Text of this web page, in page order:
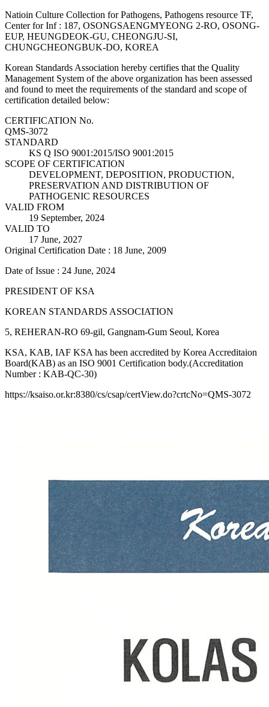
Natioin Culture Collection for Pathogens, Pathogens resource TF,
Center for Inf : 187, OSONGSAENGMYEONG 2-RO, OSONG-
EUP, HEUNGDEOK-GU, CHEONGJU-SI,
CHUNGCHEONGBUK-DO, KOREA
Korean Standards Association hereby certifies that the Quality
Management System of the above organization has been assessed
and found to meet the requirements of the standard and scope of
certification detailed below:
CERTIFICATION No.
QMS-3072
STANDARD
KS Q ISO 9001:2015/ISO 9001:2015
SCOPE OF CERTIFICATION
DEVELOPMENT, DEPOSITION, PRODUCTION,
PRESERVATION AND DISTRIBUTION OF
PATHOGENIC RESOURCES
VALID FROM
19 September, 2024
VALID TO
17 June, 2027
Original Certification Date : 18 June, 2009
Date of Issue : 24 June, 2024
PRESIDENT OF KSA
KOREAN STANDARDS ASSOCIATION
5, REHERAN-RO 69-gil, Gangnam-Gum Seoul, Korea
KSA, KAB, IAF KSA has been accredited by Korea Accreditaion
Board(KAB) as an ISO 9001 Certification body.(Accreditation
Number : KAB-QC-30)
https://ksaiso.or.kr:8380/cs/csap/certView.do?crtcNo=QMS-3072